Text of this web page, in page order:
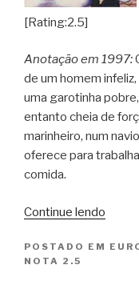
[Rating:2.5]
Anotação em 1997:
de um homem
uma garotinha
entanto cheia de
marinheiro, num
oferece para
comida.
Continue lendo
POSTADO EM
NOTA 2.5